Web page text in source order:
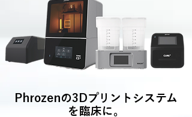
Phrozenの3Dプリントシステム
を臨床に。